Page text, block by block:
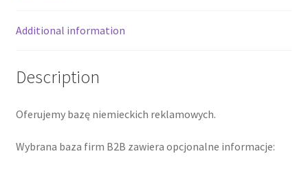
Additional information
Description
Oferujemy bazę niemieckich reklamowych.
Wybrana baza firm B2B zawiera opcjonalne informacje: